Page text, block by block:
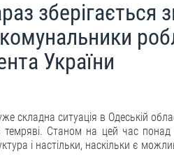
зберігається
України
складна ситуація в Одеській
темряві. Станом на цей час
і настільки, наскільки є